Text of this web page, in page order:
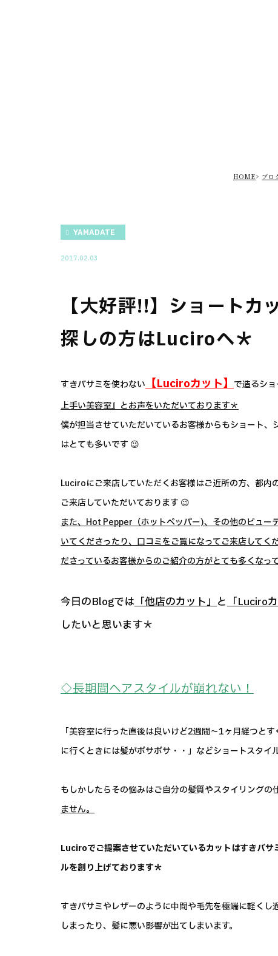
HOME ブロ
YAMADATE
2017.02.03
【大好評!!】ショートカ
探しの方はLuciroへ＊
すきバサミを使わない【Luciroカット】で造るシ
上手い美容室』とお声をいただいております＊
僕が担当させていただいているお客様からもショート
はとても多いです 😉
Luciroにご来店していただくお客様はご近所の方、都内
ご来店していただいております 😉
また、Hot Pepper（ホットペッパー)、その他のビュー
いてくださったり、口コミをご覧になってご来店して
ださっているお客様からのご紹介の方がとても多くなっ
今日のBlogでは「他店のカット」と「Luciro
したいと思います＊
◇長期間ヘアスタイルが崩れない！
「美容室に行った直後は良いけど2週間～1ヶ月経つと
に行くときには髪がボサボサ・・」などショートスタイ
もしかしたらその悩みはご自分の髪質やスタイリングの
ません。
Luciroでご提案させていただいているカットはすきバ
ルを創り上げております＊
すきバサミやレザーのように中間や毛先を極端に軽く
しまったり、髪に悪い影響が出てしまいます。